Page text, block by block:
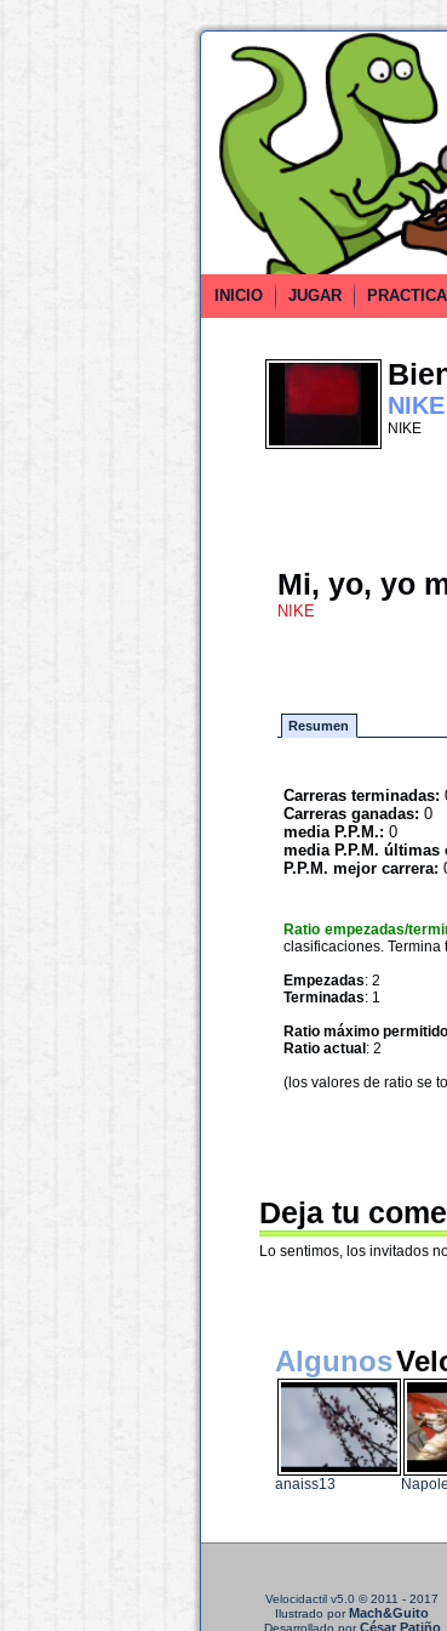
INICIO JUGAR
NIKE
NIKE
Mi, yo, yo
NIKE
Resumen
Carreras terminadas:
Carreras ganadas: 0
media P.P.M.: 0
media P.P.M. últimas
P.P.M. mejor carrera:
Ratio empezadas/
clasificaciones.
Empezadas: 2
Terminadas: 1
Ratio máximo permitido
Ratio actual : 2
(los valores de ratio se
Deja tu
Lo sentimos, los invitados
Algunos
anaiss13
Velocidactil v5.0 © 2011 - 2017
Ilustrado porMach&Guito
Desarrollado porCésar Patiño